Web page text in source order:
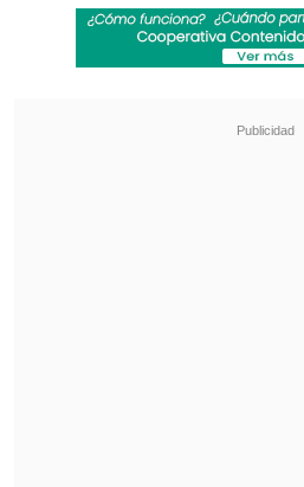
Revelan video clave sobre
José Antonio Neme en
protagonistas: cuándo se